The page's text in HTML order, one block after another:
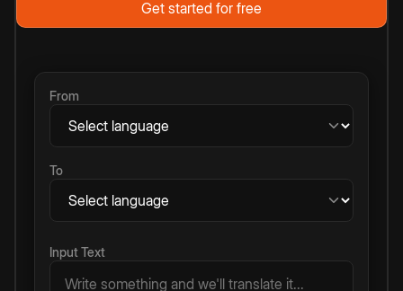
Get started for free
From
To
Input Text